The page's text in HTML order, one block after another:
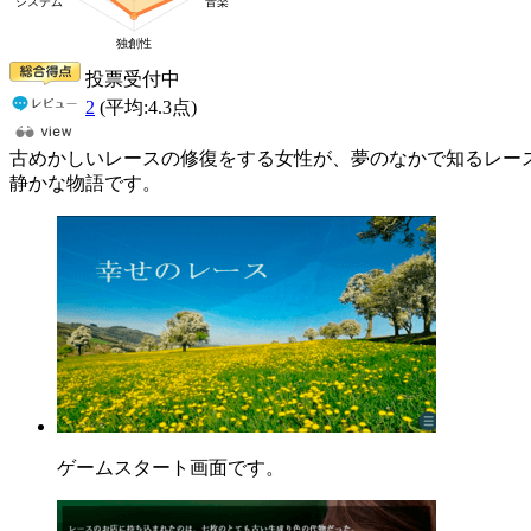
投票受付中
2 (平均:4.3点)
古めかしいレースの修復をする女性が、夢のなかで知るレー
静かな物語です。
ゲームスタート画面です。